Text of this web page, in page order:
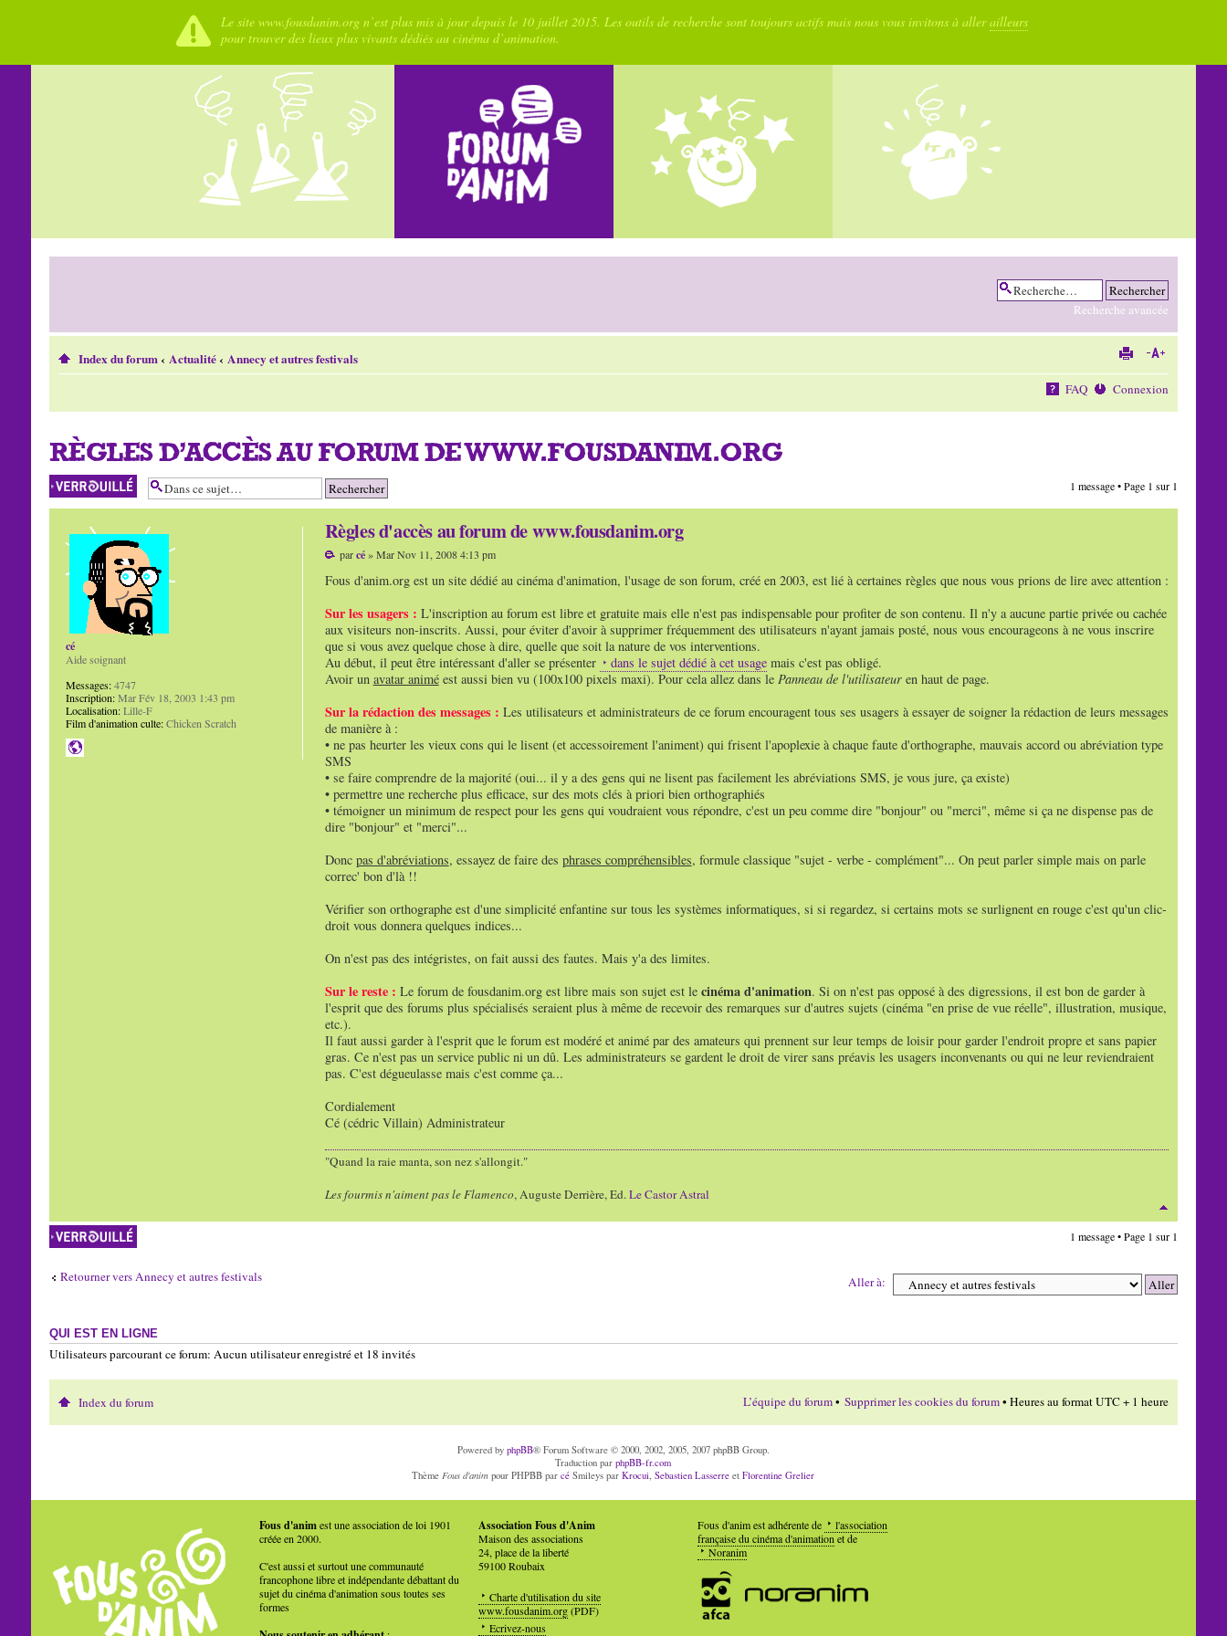
Le site www.fousdanim.org n’est plus mis à jour depuis le 10 juillet 2015. Les outils de recherche sont toujours actifs mais nous vous invitons à allerailleurs
pour trouver des lieux plus vivants dédiés au cinéma d’animation.
Recherche avancée
Index du forum‹ Actualité‹ Annecy et autres festivals
FAQ Connexion
RÈGLES D'ACCÈS AU FORUM DE WWW.FOUSDANIM.ORG
Sujet verrouillé 1 message • Page 1 sur 1
Règles d'accès au forum de www.fousdanim.org
parcé» Mar Nov 11, 2008 4:13 pm
Fous d'anim.org est un site dédié au cinéma d'animation, l'usage de son forum, créé en 2003, est lié à certaines règles que nous vous prions de lire avec attention :
Sur les usagers : L'inscription au forum est libre et gratuite mais elle n'est pas indispensable pour profiter de son contenu. Il n'y a aucune partie privée ou cachée
aux visiteurs non-inscrits. Aussi, pour éviter d'avoir à supprimer fréquemment des utilisateurs n'ayant jamais posté, nous vous encourageons à ne vous inscrire
que si vous avez quelque chose à dire, quelle que soit la nature de vos interventions.
Au début, il peut être intéressant d'aller se présenter
dans le sujet dédié à cet usagemais c'est pas obligé.
Avoir un avatar animéest aussi bien vu (100x100 pixels maxi). Pour cela allez dans le Panneau de l'utilisateuren haut de page.
Sur la rédaction des messages : Les utilisateurs et administrateurs de ce forum encouragent tous ses usagers à essayer de soigner la rédaction de leurs messages
de manière à :
• ne pas heurter les vieux cons qui le lisent (et accessoirement l'animent) qui frisent l'apoplexie à chaque faute d'orthographe, mauvais accord ou abréviation type
SMS
• se faire comprendre de la majorité (oui... il y a des gens qui ne lisent pas facilement les abréviations SMS, je vous jure, ça existe)
• permettre une recherche plus efficace, sur des mots clés à priori bien orthographiés
• témoigner un minimum de respect pour les gens qui voudraient vous répondre, c'est un peu comme dire "bonjour" ou "merci", même si ça ne dispense pas de
dire "bonjour" et "merci"...
Donc pas d'abréviations, essayez de faire des phrases compréhensibles, formule classique "sujet - verbe - complément"... On peut parler simple mais on parle
correc' bon d'là !!
Vérifier son orthographe est d'une simplicité enfantine sur tous les systèmes informatiques, si si regardez, si certains mots se surlignent en rouge c'est qu'un clic-
droit vous donnera quelques indices...
On n'est pas des intégristes, on fait aussi des fautes. Mais y'a des limites.
Sur le reste : Le forum de fousdanim.org est libre mais son sujet est le cinéma d'animation. Si on n'est pas opposé à des digressions, il est bon de garder à
l'esprit que des forums plus spécialisés seraient plus à même de recevoir des remarques sur d'autres sujets (cinéma "en prise de vue réelle", illustration, musique,
etc.).
Il faut aussi garder à l'esprit que le forum est modéré et animé par des amateurs qui prennent sur leur temps de loisir pour garder l'endroit propre et sans papier
gras. Ce n'est pas un service public ni un dû. Les administrateurs se gardent le droit de virer sans préavis les usagers inconvenants ou qui ne leur reviendraient
pas. C'est dégueulasse mais c'est comme ça...
Cordialement
Cé (cédric Villain) Administrateur
"Quand la raie manta, son nez s'allongit."
Les fourmis n'aiment pas le Flamenco, Auguste Derrière, Ed.Le Castor Astral
cé
Aide soignant
Messages:4747
Inscription:Mar Fév 18, 2003 1:43 pm
Localisation:Lille-F
Film d'animation culte:Chicken Scratch
Sujet verrouillé
1 message • Page 1 sur 1
Retourner vers Annecy et autres festivals Aller à:
QUI EST EN LIGNE
Utilisateurs parcourant ce forum: Aucun utilisateur enregistré et 18 invités
Index du forum L’équipe du forum• Supprimer les cookies du forum• Heures au format UTC + 1 heure
Powered by phpBB® Forum Software © 2000, 2002, 2005, 2007 phpBB Group.
Traduction parphpBB-fr.com
ThèmeFous d'anim pour PHPBB parcé Smileys parKrocui,Sebastien Lasserre etFlorentine Grelier
Fous d'animest une association de loi 1901
créée en 2000.
C'est aussi et surtout une communauté
francophone libre et indépendante débattant du
sujet du cinéma d'animation sous toutes ses
formes
Association Fous d'Anim
Maison des associations
24, place de la liberté
59100 Roubaix
Charte d'utilisation du site
www.fousdanim.org(PDF)
Ecrivez-nous
Fous d'anim est adhérente de
l'association
française du cinéma d'animationet de
Noranim